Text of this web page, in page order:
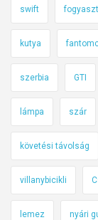
swift
kutya
szerbia GTI
lámpa szár
követési távolság
villanybicikli
lemez nyári